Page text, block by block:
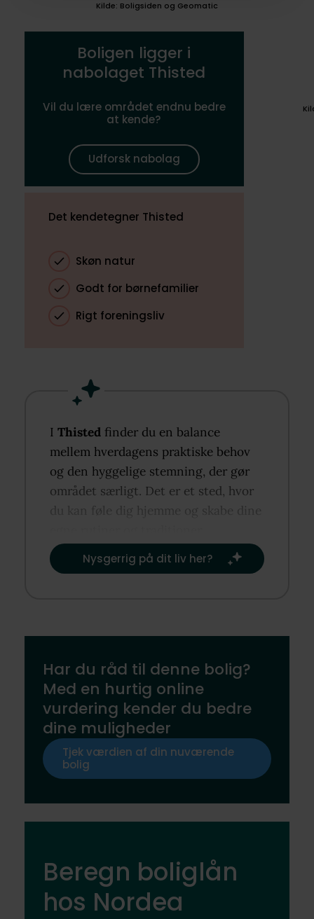
Kilde: Boligsiden og Geomatic
Boligen ligger i
nabolaget Thisted
Vil du lære området endnu bedre
at kende?
Udforsk nabolag
Det kendetegner Thisted
Skøn natur
Godt for børnefamilier
Rigt foreningsliv
IThisted finder du en balance
mellem hverdagens praktiske behov
og den hyggelige stemning, der gør
området særligt. Det er et sted, hvor
du kan føle dig hjemme og skabe dine
Nysgerrig på dit liv her?​
Har du råd til denne bolig?
Med en hurtig online
vurdering kender du bedre
dine muligheder
Tjek værdien af din nuværende
bolig
Beregn boliglån
hos Nordea